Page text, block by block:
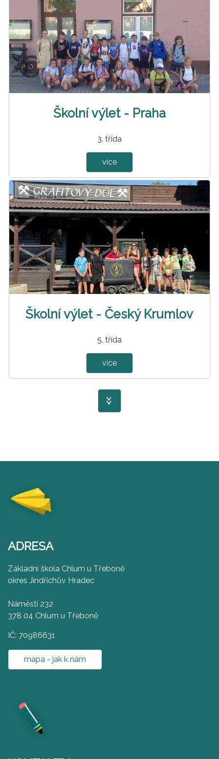
Školní výlet - Praha
3. třída
více
Školní výlet - Český Krumlov
5. třída
více
>>
ADRESA
Základní škola Chlum u Třeboně
okres Jindřichův Hradec
Náměstí 232
378 04 Chlum u Třeboně
IČ: 70986631
mapa - jak k nám